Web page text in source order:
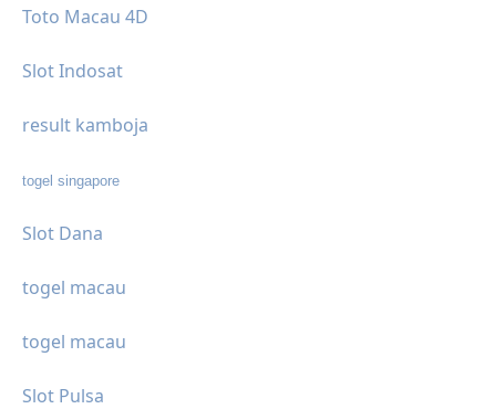
Toto Macau 4D
Slot Indosat
result kamboja
togel singapore
Slot Dana
togel macau
togel macau
Slot Pulsa